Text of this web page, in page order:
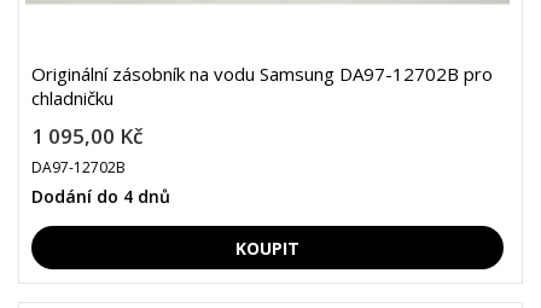
Originální zásobník na vodu Samsung DA97-12702B pro
chladničku
1 095,00 Kč
DA97-12702B
Dodání do 4 dnů